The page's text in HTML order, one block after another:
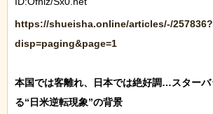
https://shueisha.online/articles/-/257836?
disp=paging&page=1
本国では客離れ、日本では絶好調…スター
る“日米逆転現象”の背景